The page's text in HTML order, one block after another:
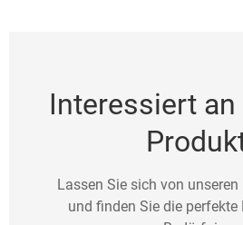
Interessiert
Lassen Sie sich von unseren
und finden Sie die